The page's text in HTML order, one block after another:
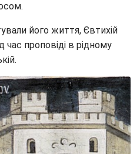
його життя, Євтихій
час проповіді в рідному